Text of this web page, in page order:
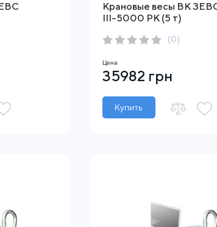
Крановые весы ВК
ІІІ-5000 РК (5 т)
(0)
Цена
35982 грн
Купить